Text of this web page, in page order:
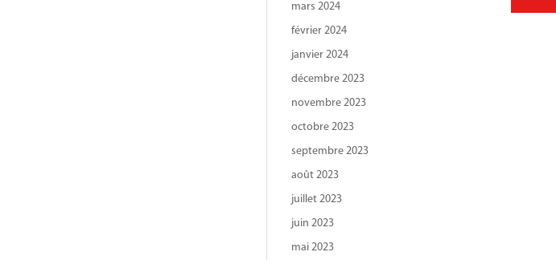
mars 2024
février 2024
janvier 2024
décembre 2023
novembre 2023
octobre 2023
septembre 2023
août 2023
juillet 2023
juin 2023
mai 2023